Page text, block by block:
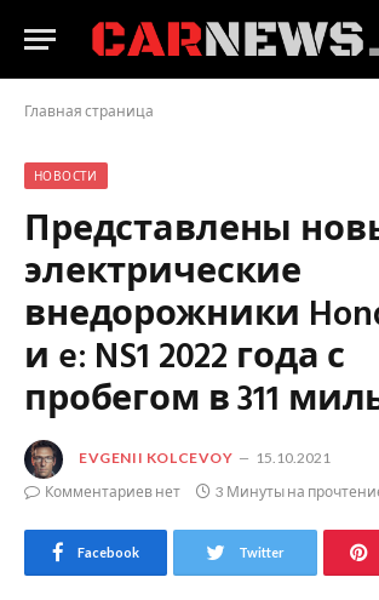
Главная страница
НОВОСТИ
Представлены
электрические
внедорожники
и e: NS1 2022 года с
пробегом в 311
EVGENII KOLCEVOY
15.10.2021
Комментариев нет
3 Минуты на
Facebook Twitter